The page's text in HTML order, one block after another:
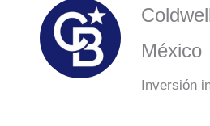
México
Inversión